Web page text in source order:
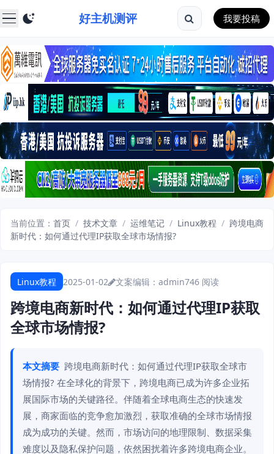
好主机测评 我要投稿
当前位置： 首页 / 技术文章 / 运维笔记 / Linux教程 / 跨境电商
新时代：如何通过代理IP获取全球市场情报?
Linux教程 2025-01-02 文案编辑：admin746 阅读
跨境电商新时代：如何通过代理IP获取
全球市场情报?
本文摘要 跨境电商新时代：如何通过代理IP获取全球市
场情报? 在全球化的背景下，跨境电商已成为许多企业拓
展国际市场的关键路径。伴随着全球电商生态的快速发
展，商家面临的竞争愈加激烈，获取准确的全球市场情报
成为成功的关键。然而，市场访问的地理限制、数据采集
难度以及隐私保护问题，依然困扰着许多跨境电商企业。